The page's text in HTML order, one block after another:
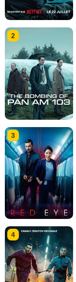
2
3
4